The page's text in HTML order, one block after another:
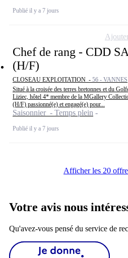
Publié il y a 7 jours
Chef de rang - CDD
(H/F)
CLOSEAU EXPLOITATION - 56 - VANNES
Situé à la croisée des terres bretonnes et du
Liziec, hôtel 4* membre de la MGallery
(H/F) passionné(e) et engagé(e) pour...
Saisonnier - Temps plein
Publié il y a 7 jours
Afficher les 20
Votre avis nous
Qu'avez-vous pensé du service de